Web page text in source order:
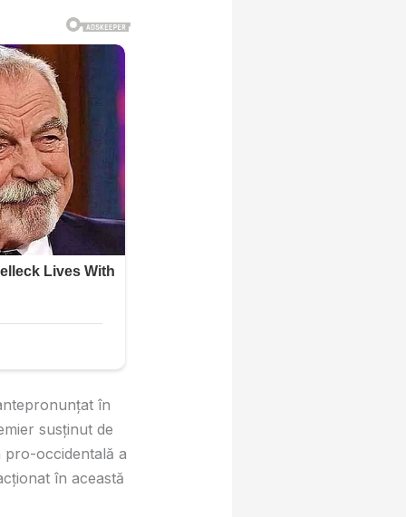
în
susţinut de
pro-occidentală a
în această